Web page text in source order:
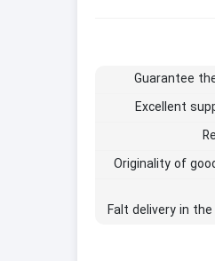
Guarantee
Excellent
Originality of
Falt delivery in